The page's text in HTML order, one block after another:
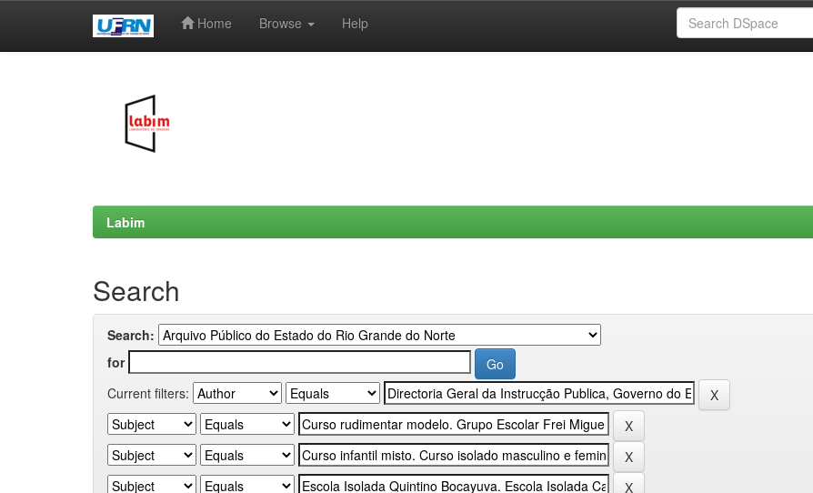
Home Browse Help
Labim
Search
Search:
for
Current filters: